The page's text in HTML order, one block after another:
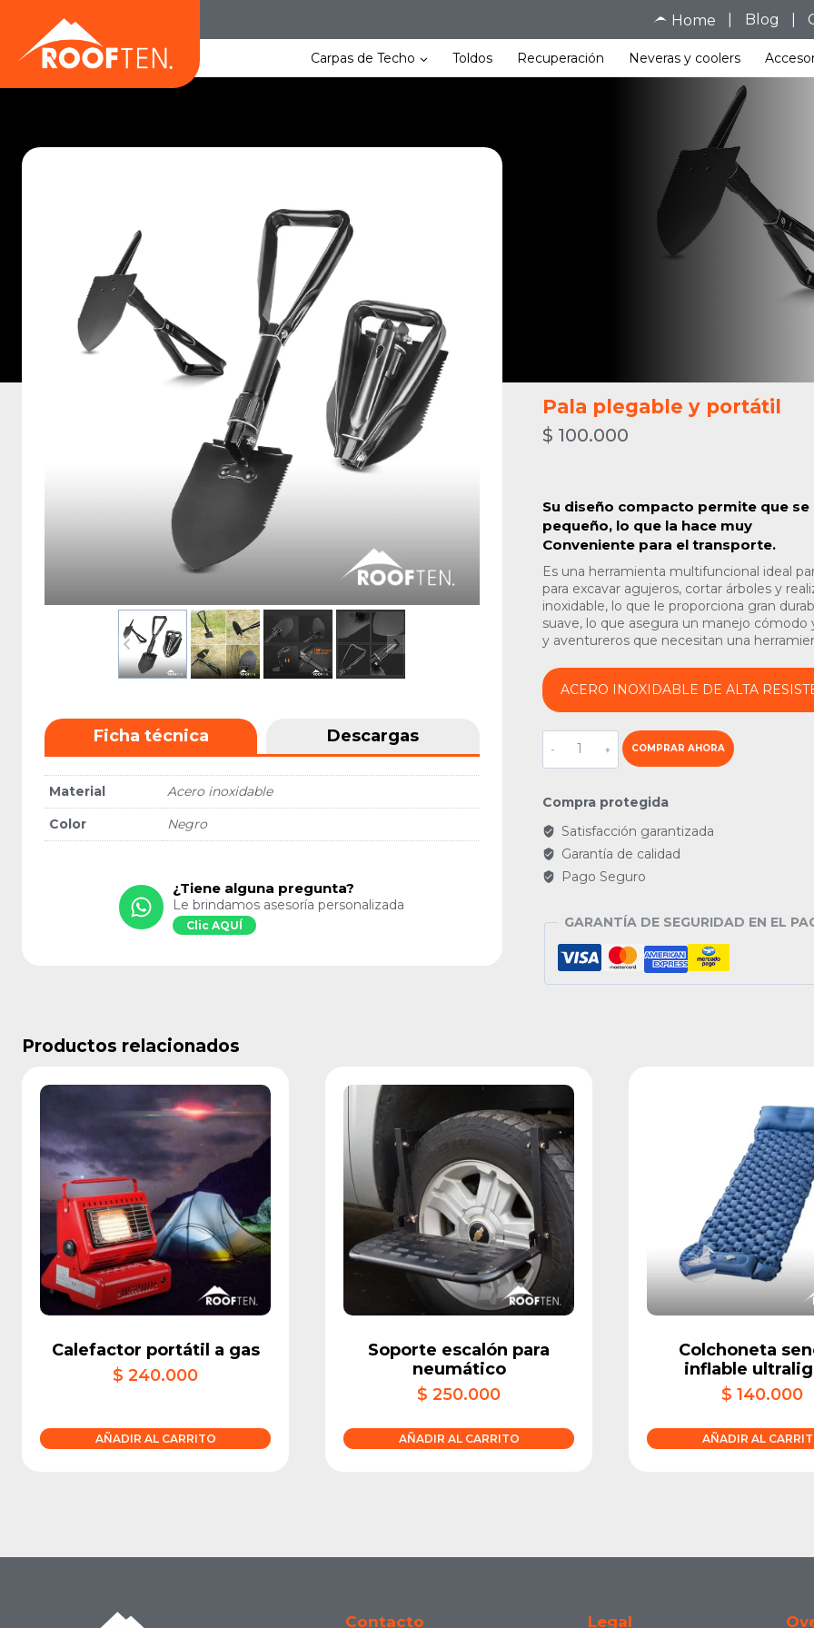
contenido
Home Blog
Carpas de Techo Toldos Recuperación Neveras y coolers
Ficha técnica Descargas
Material
Acero inoxidable
Color
Negro
¿Tiene alguna pregunta?
Le brindamos asesoría personalizada
Clic AQUÍ
Pala plegable y portátil
$ 100.000
Su diseño compacto permite que
pequeño, lo que la hace muy
Conveniente para el transporte.
Es una herramienta multifuncional ideal
para excavar agujeros, cortar árboles y
inoxidable, lo que le proporciona gran
suave, lo que asegura un manejo cómodo
y aventureros que necesitan una
ACERO INOXIDABLE DE ALTA
plegable
y
cantidad
COMPRAR AHORA
Compra protegida
Satisfacción garantizada
Garantía de calidad
Pago Seguro
GARANTÍA DE SEGURIDAD EN EL
Productos relacionados
Calefactor portátil a gas
$ 240.000
AÑADIR AL CARRITO
Soporte escalón para
neumático
$ 250.000
AÑADIR AL CARRITO
Colchoneta
inflable
$ 140.000
AÑADIR AL
Contacto Legal